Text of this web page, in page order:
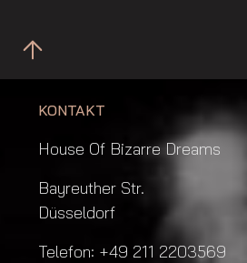
KONTAKT
House Of Bizarre Dreams
Bayreuther Str.
Düsseldorf
Telefon: +49 211 2203569